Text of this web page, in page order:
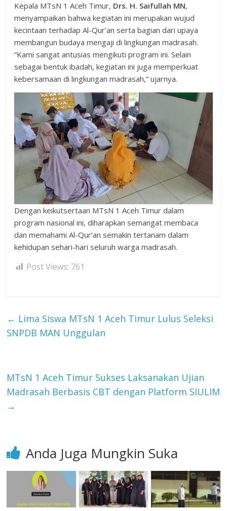
Kepala MTsN 1 Aceh Timur, Drs. H. Saifullah MN,
menyampaikan bahwa kegiatan ini merupakan wujud
kecintaan terhadap Al-Qur’an serta bagian dari upaya
membangun budaya mengaji di lingkungan madrasah.
“Kami sangat antusias mengikuti program ini. Selain
sebagai bentuk ibadah, kegiatan ini juga memperkuat
kebersamaan di lingkungan madrasah,” ujarnya.
Dengan keikutsertaan MTsN 1 Aceh Timur dalam
program nasional ini, diharapkan semangat membaca
dan memahami Al-Qur’an semakin tertanam dalam
kehidupan sehari-hari seluruh warga madrasah.
Post Views: 761
← Lima Siswa MTsN 1 Aceh Timur Lulus Seleksi
SNPDB MAN Unggulan
MTsN 1 Aceh Timur Sukses Laksanakan Ujian
Madrasah Berbasis CBT dengan Platform SIULIM
→
Anda Juga Mungkin Suka